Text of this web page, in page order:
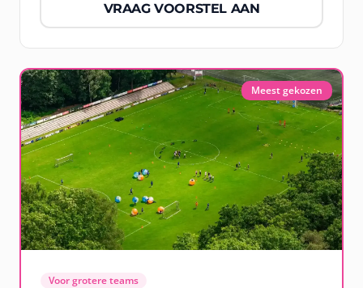
VRAAG VOORSTEL AAN
Meest gekozen
Voor grotere teams